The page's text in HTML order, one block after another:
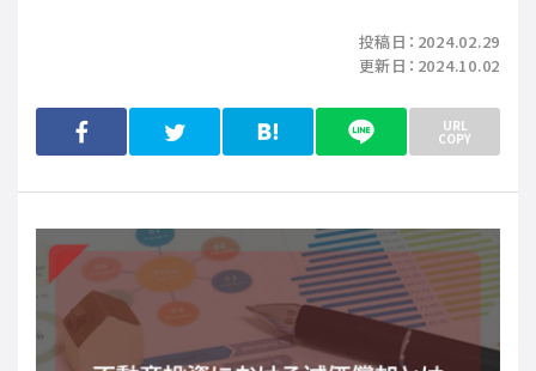
投稿日： 2024.02.29
更新日： 2024.10.02
URL
COPY